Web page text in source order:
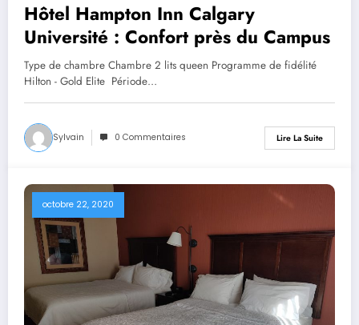
Hôtel Hampton Inn Calgary
Université : Confort près du Campus
Type de chambre Chambre 2 lits queen Programme de fidélité
Hilton - Gold Elite Période…
Sylvain 0 Commentaires Lire La Suite
octobre 22, 2020